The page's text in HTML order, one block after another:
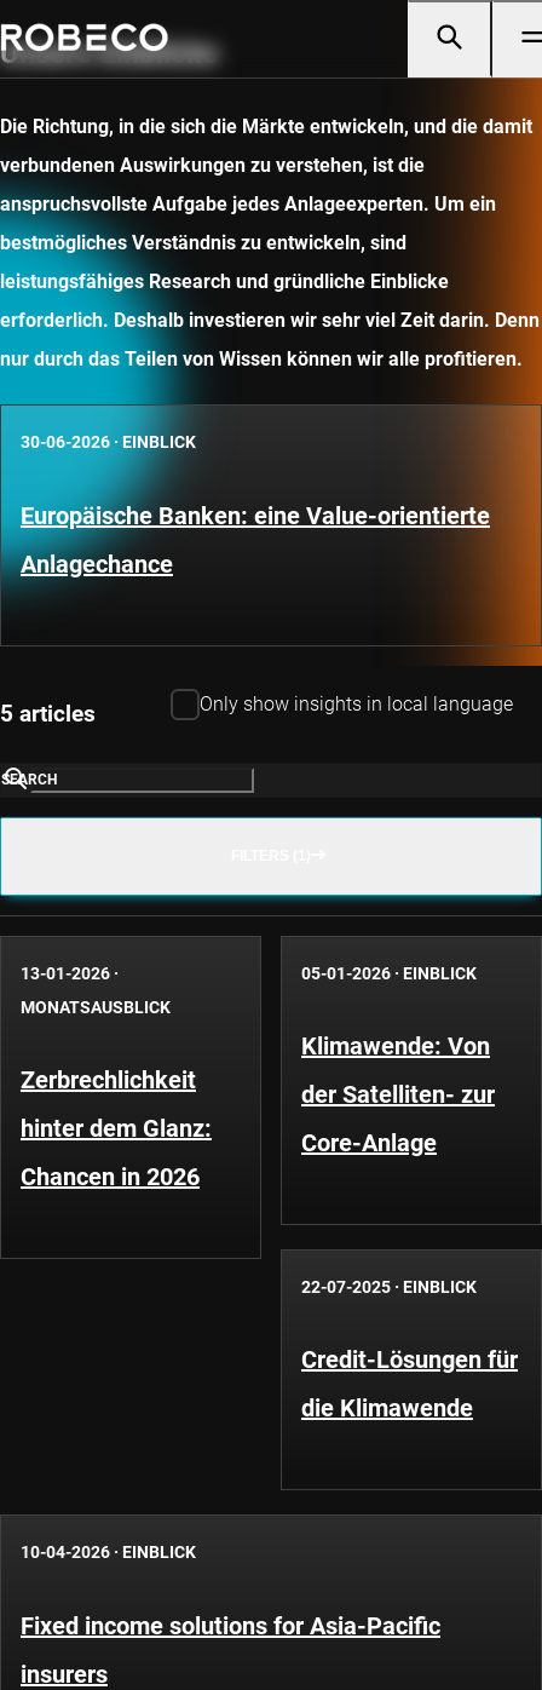
Unsere Einblicke
Die Richtung, in die sich die Märkte entwickeln, und die damit
verbundenen Auswirkungen zu verstehen, ist die
anspruchsvollste Aufgabe jedes Anlageexperten. Um ein
bestmögliches Verständnis zu entwickeln, sind
leistungsfähiges Research und gründliche Einblicke
erforderlich. Deshalb investieren wir sehr viel Zeit darin. Denn
nur durch das Teilen von Wissen können wir alle profitieren.
30-06-2026 · EINBLICK
Europäische Banken: eine Value-orientierte
Anlagechance
5 articles Only show insights in local language
SEARCH
13-01-2026 ·
MONATSAUSBLICK
Zerbrechlichkeit
hinter dem Glanz:
Chancen in 2026
05-01-2026 · EINBLICK
Klimawende: Von
der Satelliten- zur
Core-Anlage
22-07-2025 · EINBLICK
Credit-Lösungen für
die Klimawende
10-04-2026 · EINBLICK
Fixed income solutions for Asia-Pacific
insurers